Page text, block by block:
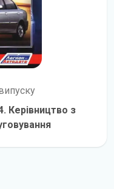
Керівництво з